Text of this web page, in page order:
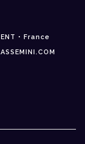
• France